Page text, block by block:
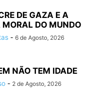
DE GAZA E A
MORAL DO MUNDO
- 6 de Agosto, 2026
NÃO TEM IDADE
- 2 de Agosto, 2026